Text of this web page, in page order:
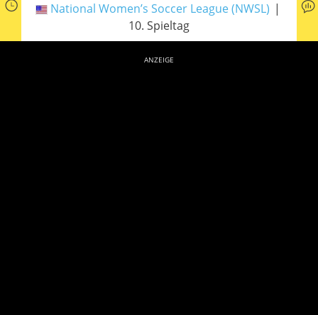
National Women’s Soccer League (NWSL)
10. Spieltag
ANZEIGE